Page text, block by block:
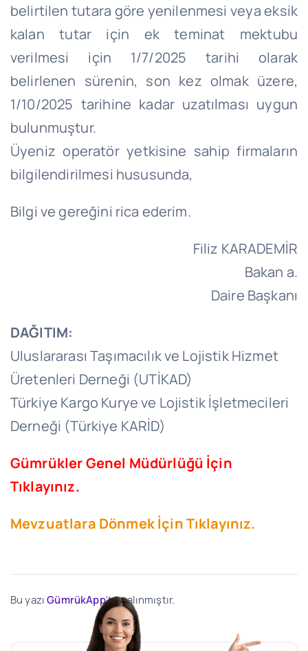
belirtilen tutara göre yenilenmesi veya eksik
kalan tutar için ek teminat mektubu
verilmesi için 1/7/2025 tarihi olarak
belirlenen sürenin, son kez olmak üzere,
1/10/2025 tarihine kadar uzatılması uygun
bulunmuştur.
Üyeniz operatör yetkisine sahip firmaların
bilgilendirilmesi hususunda,
Bilgi ve gereğini rica ederim.
Filiz KARADEMİR
Bakan a.
Daire Başkanı
DAĞITIM:
Uluslararası Taşımacılık ve Lojistik Hizmet
Üretenleri Derneği (UTİKAD)
Türkiye Kargo Kurye ve Lojistik İşletmecileri
Derneği (Türkiye KARİD)
Gümrükler Genel Müdürlüğü İçin
Tıklayınız.
Mevzuatlara Dönmek İçin Tıklayınız.
Bu yazıGümrükApp'ten alınmıştır.